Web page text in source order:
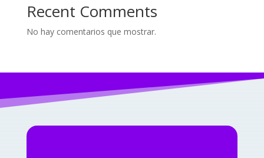
Recent Comments
No hay comentarios que mostrar.